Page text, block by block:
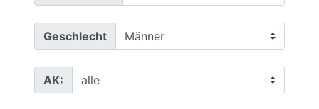
Geschlecht
AK: